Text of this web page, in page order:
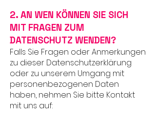
2. AN WEN KÖNNEN SIE SICH
MIT FRAGEN ZUM
DATENSCHUTZ WENDEN?
Falls Sie Fragen oder Anmerkungen
zu dieser Datenschutzerklärung
oder zu unserem Umgang mit
personenbezogenen Daten
haben, nehmen Sie bitte Kontakt
mit uns auf: